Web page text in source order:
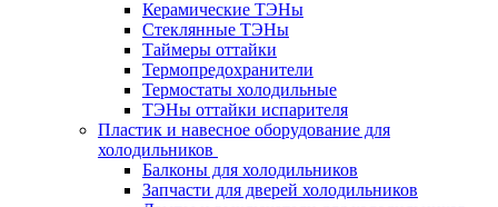
Керамические ТЭНы
Стеклянные ТЭНы
Таймеры оттайки
Термопредохранители
Термостаты холодильные
ТЭНы оттайки испарителя
Пластик и навесное оборудование для
холодильников
Балконы для холодильников
Запчасти для дверей холодильников